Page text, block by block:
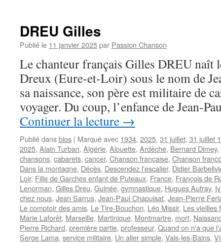
DREU Gilles
Publié le 11 janvier 2025par Passion Chanson
Le chanteur français Gilles DREU naît
Dreux (Eure-et-Loir) sous le nom de
sa naissance, son père est militaire de
voyager. Du coup, l’enfance de Jean-
Continuer la lecture →
Publié dansbios | Marqué avec 1934, 2025, 31 juillet, 31 juillet
2025, Alain Turban, Algérie, Alouette, Ardèche, Bernard Dimey,
chansons, cabarets, cancer, Chanson française, Chanson
Dans la montagne, Décès, Descendez l'escalier, Didier
Loir, Fille de Garches enfant de Puteaux, France, François de
Lenorman, Gilles Dreu, Guinée, gymnastique, Hugues Aufray,
chez nous, Jean Sarrus, Jean-Paul Chapuisat, Jean-Pierre
Le comptoir des amis, Le Tire-Bouchon, Léo Missir, Les vieilles
Marie Laforêt, Marseille, Martinique, Montmartre, mort,
Pierre Richard, première partie, professeur, Quand on n'a que
Serge Lama, service militaire, Un aller simple, Vals-les-Bains,